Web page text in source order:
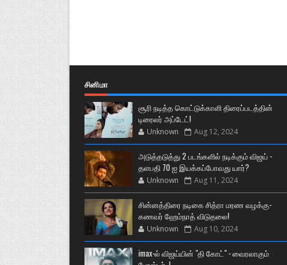
சினிமா
சூரி நடித்த கொட்டுக்காளி திரைப்படத்தின்
டிரைலர் அப்டேட்!
Unknown Aug 12, 2024
அடுத்தடுத்து 2 படங்களில் நடிக்கும் விஜய் -
தளபதி 70 ஐ இயக்கப்போவது யார்?
Unknown Aug 11, 2024
சின்னத்திரை நடிகை சித்ரா மரண வழக்கு-
கணவர் ஹேம்நாத் விடுதலை!
Unknown Aug 10, 2024
imax-ல் விஜய்யின் "தி கோட்" - வைரலாகும்